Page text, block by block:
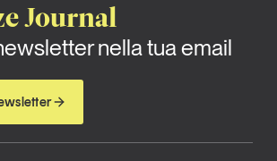
Journal
nella tua email